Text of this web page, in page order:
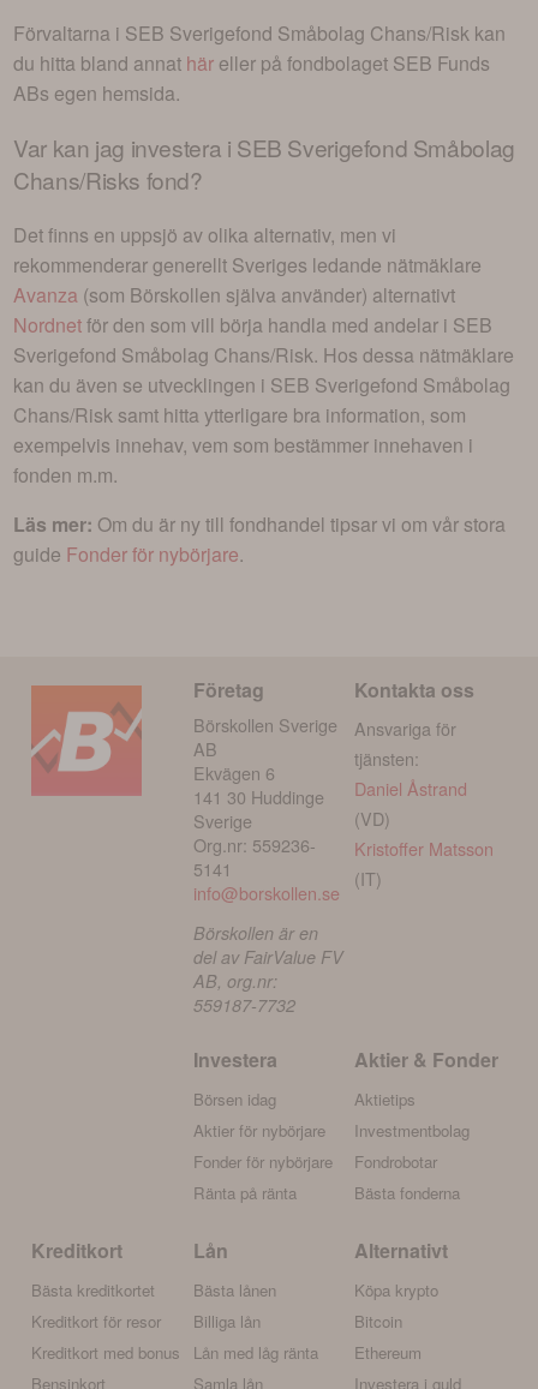
Förvaltarna i SEB Sverigefond Småbolag Chans/Risk kan
du hitta bland annat här eller på fondbolaget SEB Funds
ABs egen hemsida.
Var kan jag investera i SEB Sverigefond Småbolag
Chans/Risks fond?
Det finns en uppsjö av olika alternativ, men vi
rekommenderar generellt Sveriges ledande nätmäklare
Avanza (som Börskollen själva använder) alternativt
Nordnetför den som vill börja handla med andelar i SEB
Sverigefond Småbolag Chans/Risk. Hos dessa nätmäklare
kan du även se utvecklingen i SEB Sverigefond Småbolag
Chans/Risk samt hitta ytterligare bra information, som
exempelvis innehav, vem som bestämmer innehaven i
fonden m.m.
Läs mer: Om du är ny till fondhandel tipsar vi om vår stora
guide Fonder för nybörjare.
Företag
Börskollen Sverige
AB
Ekvägen 6
141 30 Huddinge
Sverige
Org.nr: 559236-
5141
info@borskollen.se
Börskollen är en
del av FairValue FV
AB, org.nr:
559187-7732
Kontakta oss
Ansvariga för
tjänsten:
Daniel Åstrand
(VD)
Kristoffer Matsson
(IT)
Investera
Börsen idag
Aktier för nybörjare
Fonder för nybörjare
Ränta på ränta
Aktier & Fonder
Aktietips
Investmentbolag
Fondrobotar
Bästa fonderna
Kreditkort
Bästa kreditkortet
Kreditkort för resor
Kreditkort med bonus
Bensinkort
Lån
Bästa lånen
Billiga lån
Lån med låg ränta
Samla lån
Alternativt
Köpa krypto
Bitcoin
Ethereum
Investera i guld